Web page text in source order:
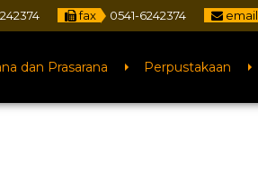
fax 0541-6242374 email
dan Prasarana Perpustakaan